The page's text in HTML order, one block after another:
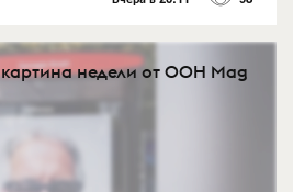
недели от OOH Mag